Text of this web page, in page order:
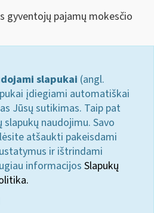
gyventojų pajamų mokesčio
slapukai (angl.
įdiegiami automatiškai
Jūsų sutikimas. Taip pat
naudojimu. Savo
atšaukti pakeisdami
ir ištrindami
informacijos Slapukų